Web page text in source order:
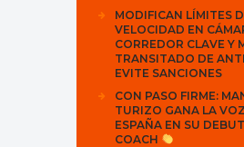
MODIFICAN LÍMITES
VELOCIDAD EN
CORREDOR CLAVE Y
TRANSITADO DE
EVITE SANCIONES
CON PASO FIRME:
TURIZO GANA LA
ESPAÑA EN SU
COACH